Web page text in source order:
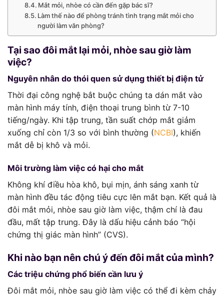
Mắt mỏi, nhòe có cần đến gặp bác sĩ?
Làm thế nào để phòng tránh tình trạng mắt mỏi cho
người làm văn phòng?
Tại sao đôi mắt lại mỏi, nhòe sau giờ làm
việc?
Nguyên nhân do thói quen sử dụng thiết bị điện tử
Thời đại công nghệ bắt buộc chúng ta dán mắt vào
màn hình máy tính, điện thoại trung bình từ 7-10
tiếng/ngày. Khi tập trung, tần suất chớp mắt giảm
xuống chỉ còn 1/3 so với bình thường (NCBI), khiến
mắt dễ bị khô và mỏi.
Môi trường làm việc có hại cho mắt
Không khí điều hòa khô, bụi mịn, ánh sáng xanh từ
màn hình đều tác động tiêu cực lên mắt bạn. Kết quả là
đôi mắt mỏi, nhòe sau giờ làm việc, thậm chí là đau
đầu, mất tập trung. Đây là dấu hiệu cảnh báo “hội
chứng thị giác màn hình” (CVS).
Khi nào bạn nên chú ý đến đôi mắt của mình?
Các triệu chứng phổ biến cần lưu ý
Đôi mắt mỏi, nhòe sau giờ làm việc có thể đi kèm chảy